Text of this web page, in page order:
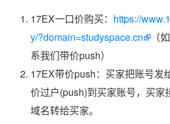
17EX一口价购买： https://
y/?domain=studyspace.cn
（
系我们带价push）
17EX带价push：买家把账号发
价过户(push)到买家账号，买家
域名转给买家。